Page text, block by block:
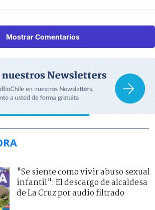
Mostrar Comentarios
"Se siente como vivir abuso sexual
infantil": El descargo de alcaldesa
de La Cruz por audio filtrado